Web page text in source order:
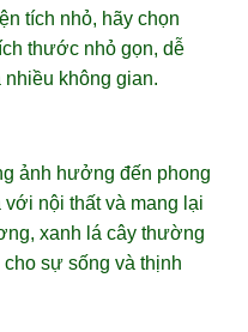
tích nhỏ, hãy chọn
thước nhỏ gọn, dễ
không gian.
ảnh hưởng đến phong
nội thất và mang lại
xanh lá cây thường
sự sống và thịnh